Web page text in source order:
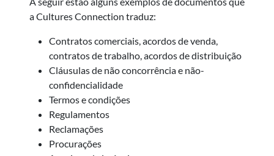
a Cultures Connection traduz:
Contratos comerciais, acordos de venda,
contratos de trabalho, acordos de distribuição
Cláusulas de não concorrência e não-
confidencialidade
Termos e condições
Regulamentos
Reclamações
Procurações